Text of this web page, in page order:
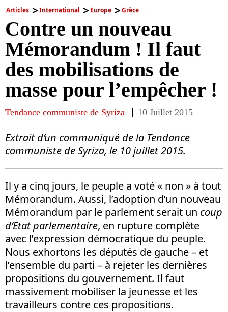
Articles International Europe Grèce
Contre un nouveau
Mémorandum ! Il faut
des mobilisations de
masse pour l’empêcher !
Tendance communiste de Syriza 10 Juillet 2015
Extrait d’un communiqué de la Tendance
communiste de Syriza, le 10 juillet 2015.
Il y a cinq jours, le peuple a voté « non » à tout
Mémorandum. Aussi, l’adoption d’un nouveau
Mémorandum par le parlement serait un coup
d’Etat parlementaire, en rupture complète
avec l’expression démocratique du peuple.
Nous exhortons les députés de gauche – et
l’ensemble du parti – à rejeter les dernières
propositions du gouvernement. Il faut
massivement mobiliser la jeunesse et les
travailleurs contre ces propositions.